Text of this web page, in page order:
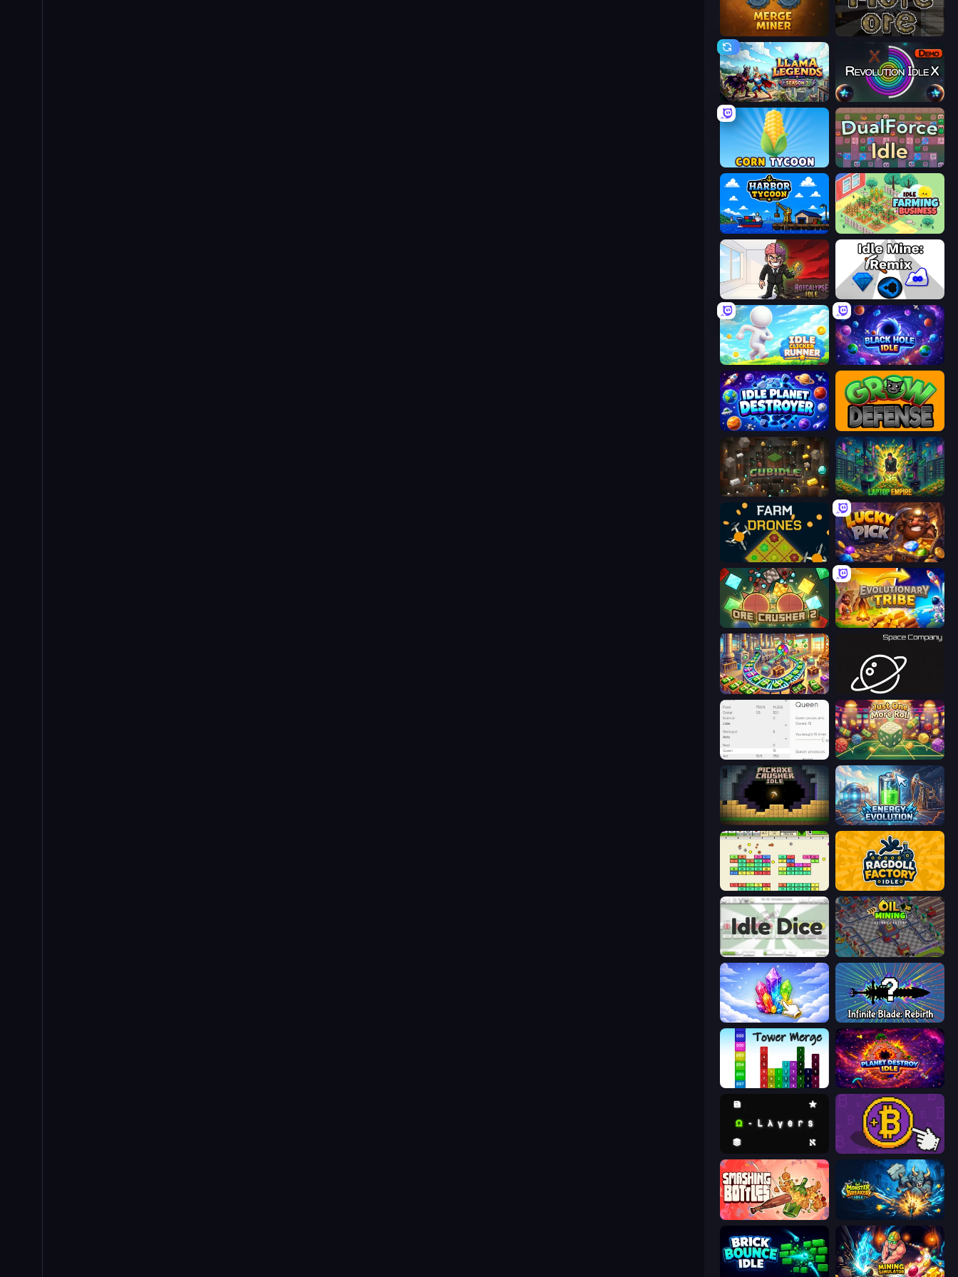
Merge Miner More Ore
Llama Legends Revolution Idle X
Corn Tycoon DualForce Idle
Harbor Tycoon Idle Farming Business
Rotcalypse: Idle Incremental Idle Mine: Remix
Idle Clicker Runner Black Hole Idle
Idle Planet Destroyer Grow Defense
Cubidle Laptop Empire
Farm Drones Lucky Pick
OreCrusher 2 Evolutionary Tribe
Money Factory: Tycoon Idle Game Space Company
Idle Ants Just One More Roll
Pickaxe Crusher Idle Energy Evolution
Idle Breakout Ragdoll Factory Idle
Idle Dice Oil Mining 3D: Petrol Factory
Crystalia Idle Clicker Infinite Blade: Rebirth
Tower Merge Planet Destroy Idle
Omega Layers Money Maker
Smashing Bottles Monster Breaker Idle